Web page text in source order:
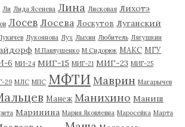
Ли Лида Ясенева Лина Лисковая Лихотэ
Лосев Лосева Лоскутов Луганский
Лукоянова Лух Лыхин Любитель Лягушкин
М.Павлушенко М.Сидорюк МАКС МГУ
6 МИ-24 МИГ-15 МИГ-21 МИГ-23 МИГ-25
29 МЛС МПС МФТИ Маврин Магарычев
Манеж Манихино Маниш
Маринина Мария Яковлевна Маросейка Марта